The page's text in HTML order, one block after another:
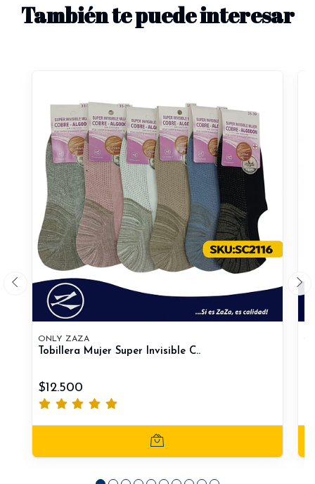
También te puede interesar
ONLY ZAZA
Tobillera Mujer Super Invisible C..
$12.500